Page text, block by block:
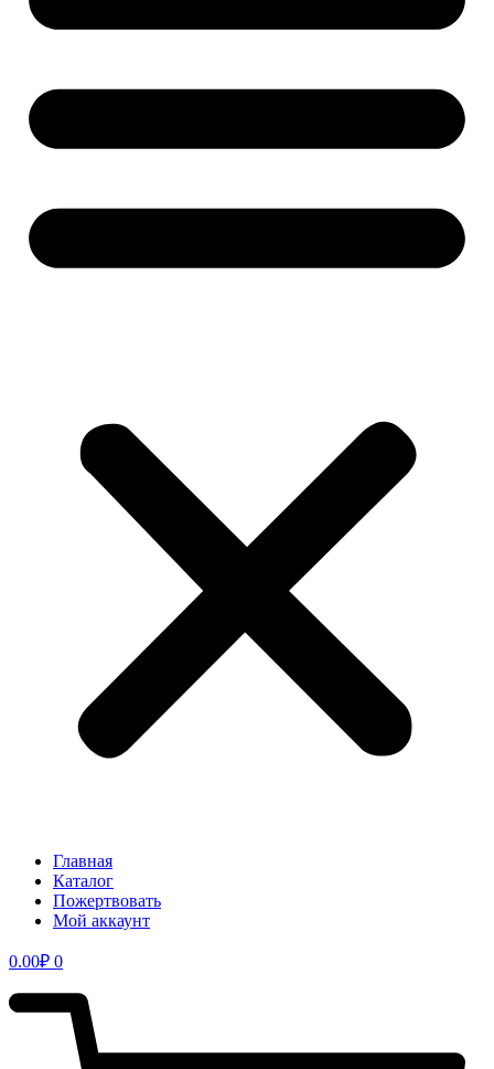
Главная
Каталог
Пожертвовать
Мой аккаунт
0.00₽ 0